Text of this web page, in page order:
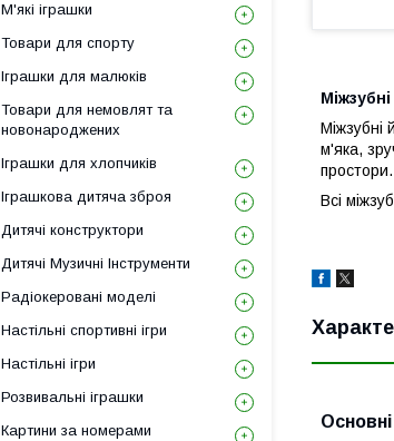
Міжзубні
м'яка,
простори.
Всі
Основні
М'які іграшки
Товари для спорту
Іграшки для малюків
Товари для немовлят та
новонароджених
Іграшки для хлопчиків
Іграшкова дитяча зброя
Дитячі конструктори
Дитячі Музичні Інструменти
Радіокеровані моделі
Настільні спортивні ігри
Настільні ігри
Розвивальні іграшки
Картини за номерами